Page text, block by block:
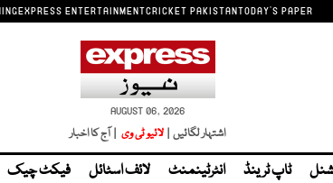
EXPRESS ENTERTAINMENTCRICKET PAKISTANTODAY'S PAPER
AUGUST 06, 2026
اشتہار لگائیں | لائیو ٹی وی | آج کا اخبار
ٹاپ ٹرینڈ انٹرٹینمنٹ لائف اسٹائل فیکٹ چیک